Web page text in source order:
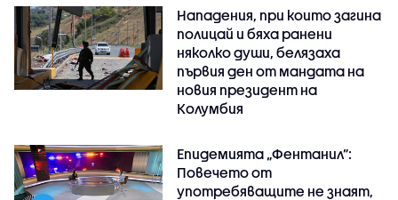
Нападения, при които загина
полицай и бяха ранени
няколко души, белязаха
първия ден от мандата на
новия президент на
Колумбия
Епидемията „Фентанил”:
Повечето от
употребяващите не знаят,